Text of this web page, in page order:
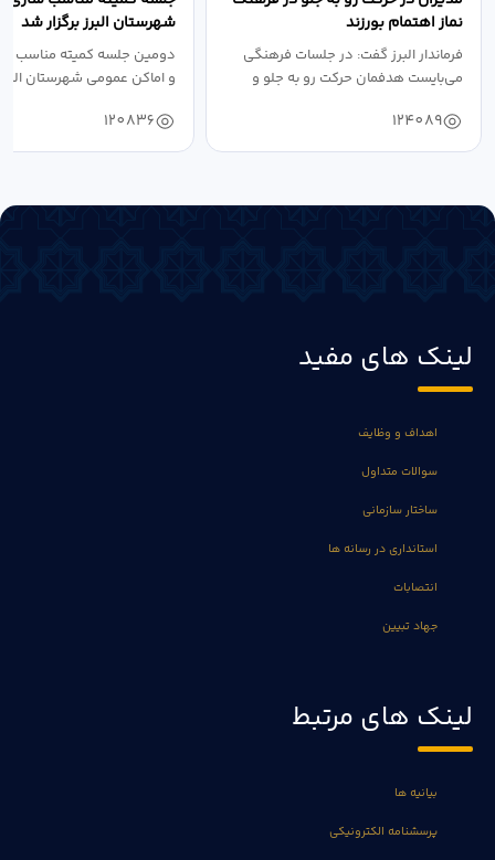
نماز اهتمام بورزند
فرماندار البرز گفت: در جلسات فرهنگی
می‌بایست هدفمان حرکت رو به جلو و
124089
شهرستان البرز برگزار شد
دومین جلسه کمیته مناسب
و اماکن عمومی شهرستان
120836
لینک های مفید
اهداف و وظایف
سوالات متداول
ساختار سازمانی
استانداری در رسانه ها
انتصابات
جهاد تبیین
لینک های مرتبط
بیانیه ها
پرسشنامه الکترونیکی